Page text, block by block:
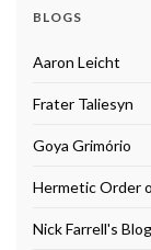
BLOGS
Aaron Leicht
Frater Taliesyn
Goya Grimório
Hermetic Order
Nick Farrell's Blog